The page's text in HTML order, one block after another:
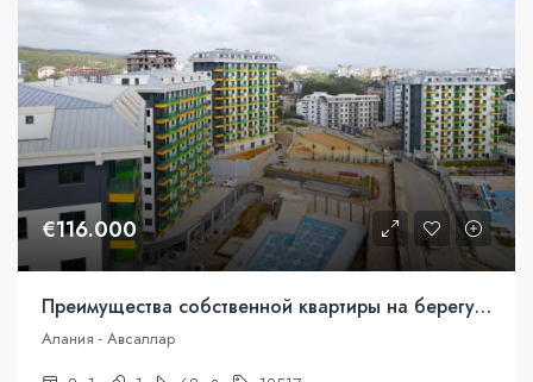
€116.000
Преимущества собственной квартиры на берегу моря
Алания - Авсаллар